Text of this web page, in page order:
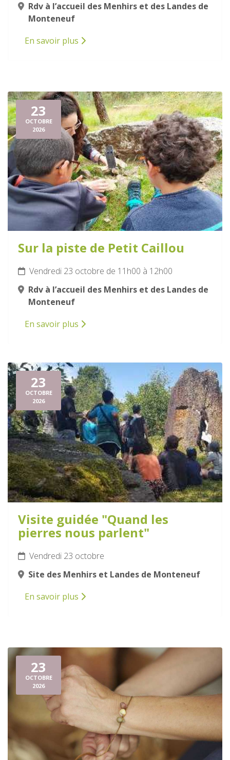
Rdv à l’accueil des Menhirs et des Landes de
Monteneuf
En savoir plus
23
OCTOBRE
2026
Sur la piste de Petit Caillou
Vendredi 23 octobre de 11h00 à 12h00
Rdv à l’accueil des Menhirs et des Landes de
Monteneuf
En savoir plus
23
OCTOBRE
2026
Visite guidée "Quand les
pierres nous parlent"
Vendredi 23 octobre
Site des Menhirs et Landes de Monteneuf
En savoir plus
23
OCTOBRE
2026